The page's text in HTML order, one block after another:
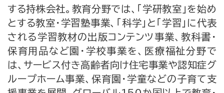
する持株会社。教育分野では、「学研教室」を始め
とする教室・学習塾事業、「科学」と「学習」に代表
される学習教材の出版コンテンツ事業、教科書・
保育用品など園・学校事業を、医療福祉分野で
は、サービス付き高齢者向け住宅事業や認知症グ
ループホーム事業、保育園・学童などの子育て支